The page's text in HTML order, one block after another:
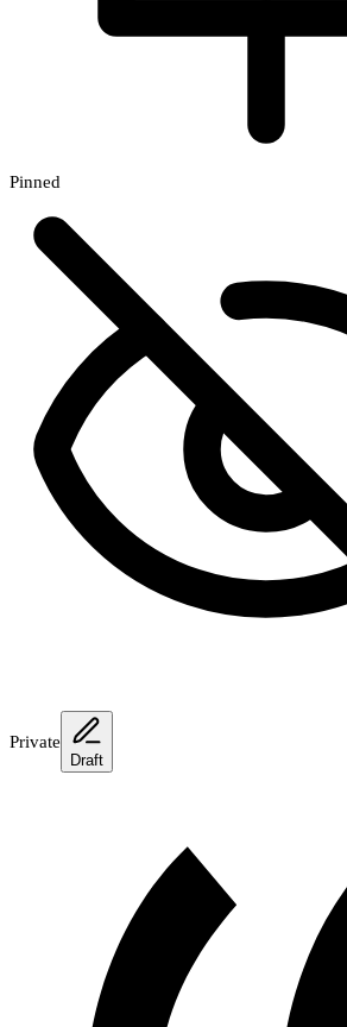
Pinned
Private
Draft